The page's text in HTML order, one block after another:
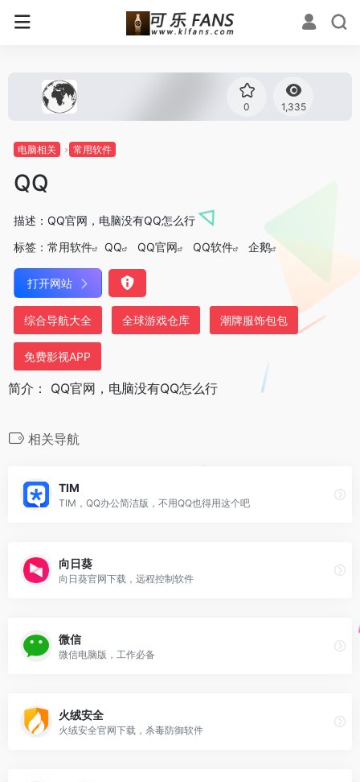
0 1,335
电脑相关 常用软件
QQ
描述：QQ官网，电脑没有QQ怎么行
标签： 常用软件 QQ QQ官网 QQ软件 企鹅
打开网站
综合导航大全 全球游戏仓库 潮牌服饰包包
免费影视APP
简介： QQ官网，电脑没有QQ怎么行
相关导航
TIM
TIM，QQ办公简洁版，不用QQ也得用这个吧
向日葵
向日葵官网下载，远程控制软件
微信
微信电脑版，工作必备
火绒安全
火绒安全官网下载，杀毒防御软件